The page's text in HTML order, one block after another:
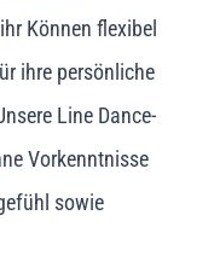
Können flexibel
ihre persönliche
Line Dance-
Vorkenntnisse
sowie